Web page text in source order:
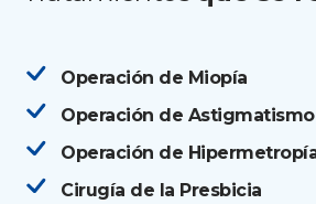
Operación de Miopía
Operación de Astigmatismo
Operación de
Cirugía de la Presbicia